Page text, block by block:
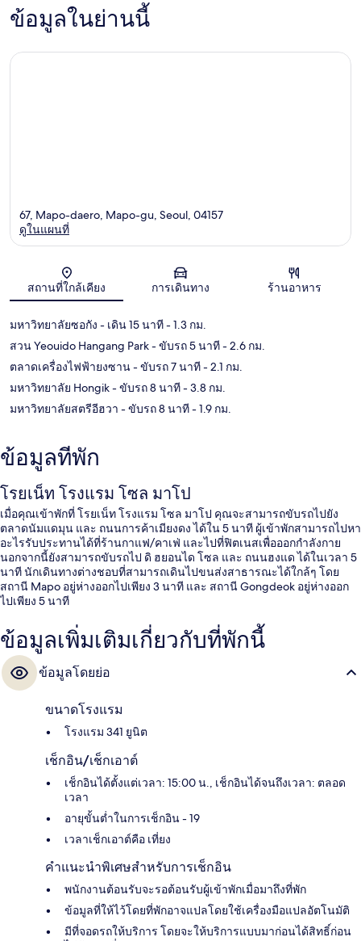
ข้อมูลในย่านนี้
แผนที่
67, Mapo-daero, Mapo-gu, Seoul, 04157
ดูในแผนที่
สถานที่ใกล้เคียง การเดินทาง ร้านอาหาร
มหาวิทยาลัยซอกัง - เดิน 15 นาที- 1.3 กม.
สวน Yeouido Hangang Park- ขับรถ 5 นาที- 2.6 กม.
ตลาดเครื่องไฟฟ้ายงซาน- ขับรถ 7 นาที- 2.1 กม.
มหาวิทยาลัย Hongik- ขับรถ 8 นาที- 3.8 กม.
มหาวิทยาลัยสตรีอีฮวา - ขับรถ 8 นาที- 1.9 กม.
ข้อมูลที่พัก
โรยเน็ท โรงแรม โซล มาโป
เมื่อคุณเข้าพักที่ โรยเน็ท โรงแรม โซล มาโป คุณจะสามารถขับรถไปยัง
ตลาดนัมแดมุน และ ถนนการค้าเมียงดง ได้ใน 5 นาที ผู้เข้าพักสามารถไปหา
อะไรรับประทานได้ที่ร้านกาแฟ/คาเฟ่ และไปที่ฟิตเนสเพื่อออกกำลังกาย
นอกจากนี้ยังสามารถขับรถไป ดิ ฮยอนได โซล และ ถนนฮงแด ได้ในเวลา 5
นาที นักเดินทางต่างชอบที่สามารถเดินไปขนส่งสาธารณะได้ใกล้ๆ โดย
สถานี Mapo อยู่ห่างออกไปเพียง 3 นาที และ สถานี Gongdeok อยู่ห่างออก
ไปเพียง 5 นาที
ข้อมูลเพิ่มเติมเกี่ยวกับที่พักนี้
ข้อมูลโดยย่อ
ขนาดโรงแรม
โรงแรม 341 ยูนิต
เช็กอิน/เช็กเอาต์
เช็กอินได้ตั้งแต่เวลา: 15:00 น., เช็กอินได้จนถึงเวลา: ตลอด
เวลา
อายุขั้นต่ำในการเช็กอิน - 19
เวลาเช็กเอาต์คือ เที่ยง
คำแนะนำพิเศษสำหรับการเช็กอิน
พนักงานต้อนรับจะรอต้อนรับผู้เข้าพักเมื่อมาถึงที่พัก
ข้อมูลที่ให้ไว้โดยที่พักอาจแปลโดยใช้เครื่องมือแปลอัตโนมัติ
มีที่จอดรถให้บริการ โดยจะให้บริการแบบมาก่อนได้สิทธิ์ก่อน